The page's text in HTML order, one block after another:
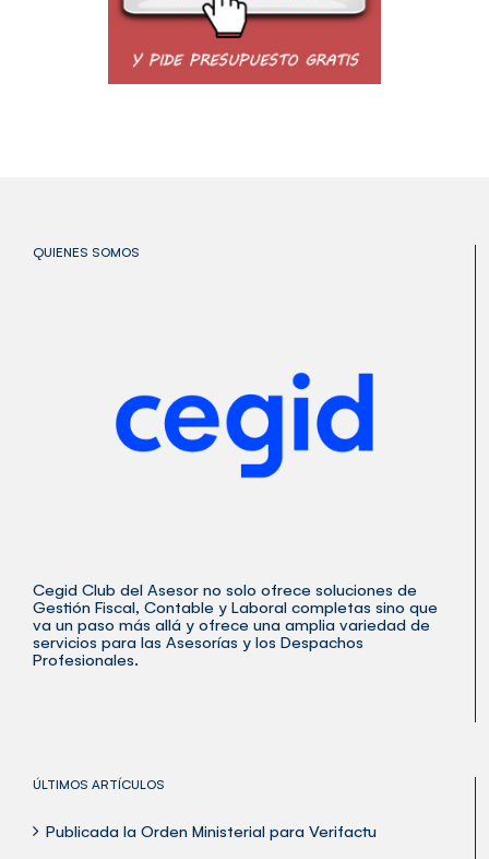
QUIENES SOMOS
Cegid Club del Asesor no solo ofrece soluciones de
Gestión Fiscal, Contable y Laboral completas sino que
va un paso más allá y ofrece una amplia variedad de
servicios para las Asesorías y los Despachos
Profesionales.
ÚLTIMOS ARTÍCULOS
Publicada la Orden Ministerial para Verifactu